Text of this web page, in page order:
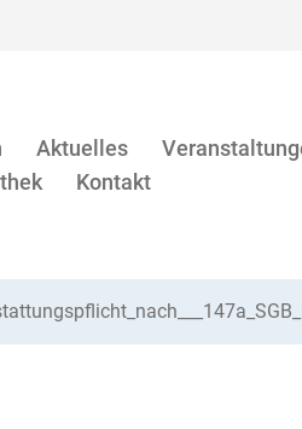
Aktuelles
Kontakt